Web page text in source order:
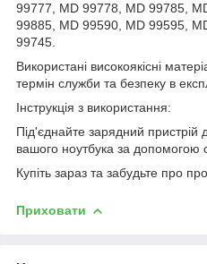
99777, MD 99778, MD 99785,
99885, MD 99590, MD 99595,
99745.
Використані високоякісні
термін служби та безпеку в
Інструкція з використання:
Під'єднайте зарядний пристрій
вашого ноутбука за допомогою
Купіть зараз та забудьте про
Приховати